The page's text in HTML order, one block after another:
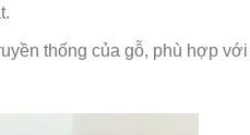
thống của gỗ, phù hợp